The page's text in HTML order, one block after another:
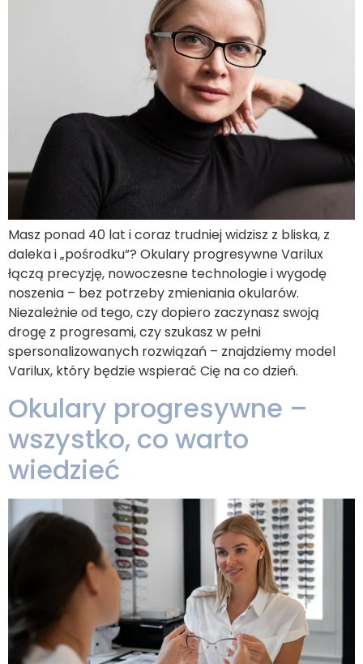
Masz ponad 40 lat i coraz trudniej widzisz z bliska, z
daleka i „pośrodku”? Okulary progresywne Varilux
łączą precyzję, nowoczesne technologie i wygodę
noszenia – bez potrzeby zmieniania okularów.
Niezależnie od tego, czy dopiero zaczynasz swoją
drogę z progresami, czy szukasz w pełni
spersonalizowanych rozwiązań – znajdziemy model
Varilux, który będzie wspierać Cię na co dzień.
Okulary progresywne –
wszystko, co warto
wiedzieć